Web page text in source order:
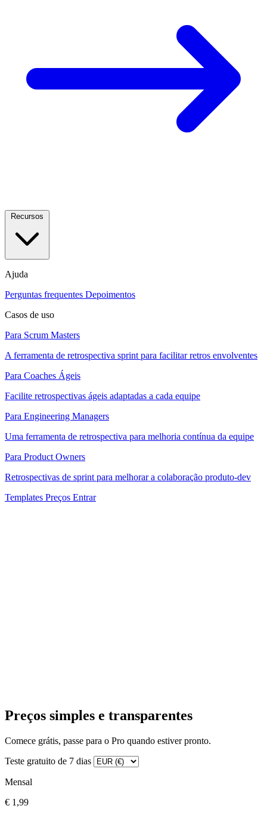
Ajuda
Perguntas frequentes Depoimentos
Casos de uso
Para Scrum Masters
A ferramenta de retrospectiva sprint para facilitar retros envolventes
Para Coaches Ágeis
Facilite retrospectivas ágeis adaptadas a cada equipe
Para Engineering Managers
Uma ferramenta de retrospectiva para melhoria contínua da equipe
Para Product Owners
Retrospectivas de sprint para melhorar a colaboração produto-dev
Templates Preços Entrar
Preços simples e transparentes
Comece grátis, passe para o Pro quando estiver pronto.
Teste gratuito de 7 dias
Mensal
€ 1,99